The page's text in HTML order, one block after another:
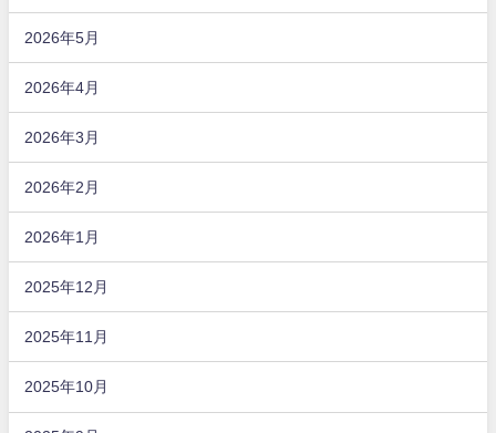
2026年5月
2026年4月
2026年3月
2026年2月
2026年1月
2025年12月
2025年11月
2025年10月